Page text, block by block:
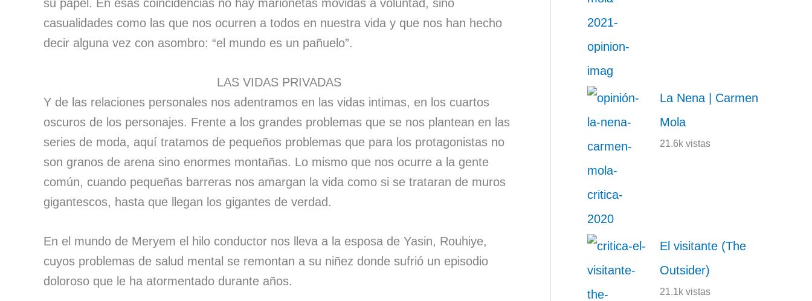
su papel. En esas coincidencias no hay marionetas movidas a voluntad, sino
casualidades como las que nos ocurren a todos en nuestra vida y que nos han hecho
decir alguna vez con asombro: “el mundo es un pañuelo”.
LAS VIDAS PRIVADAS
Y de las relaciones personales nos adentramos en las vidas intimas, en los cuartos
oscuros de los personajes. Frente a los grandes problemas que se nos plantean en las
series de moda, aquí tratamos de pequeños problemas que para los protagonistas no
son granos de arena sino enormes montañas. Lo mismo que nos ocurre a la gente
común, cuando pequeñas barreras nos amargan la vida como si se trataran de muros
gigantescos, hasta que llegan los gigantes de verdad.
En el mundo de Meryem el hilo conductor nos lleva a la esposa de Yasin, Rouhiye,
cuyos problemas de salud mental se remontan a su niñez donde sufrió un episodio
doloroso que le ha atormentado durante años.
La Nena | Carmen
Mola
21.6k vistas
El visitante (The
Outsider)
21.1k vistas